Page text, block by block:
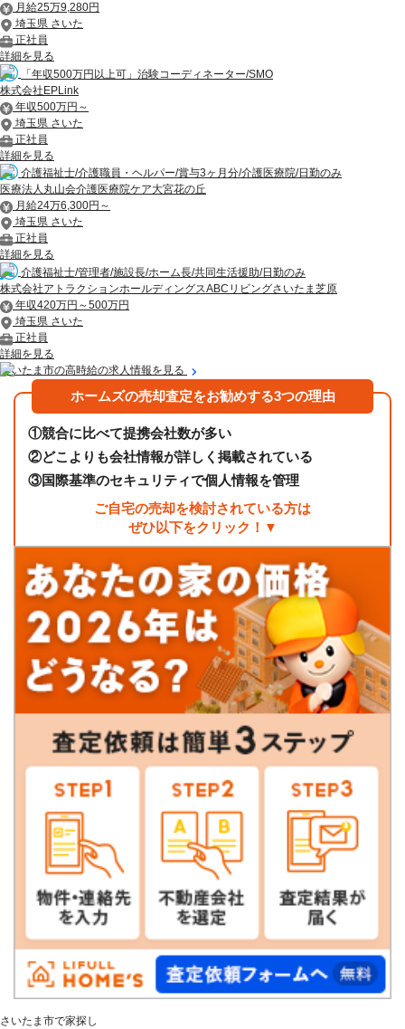
月給25万9,280円
埼玉県 さいた
正社員
詳細を見る
「年収500万円以上可」治験コーディネーター/SMO
株式会社EPLink
年収500万円～
埼玉県 さいた
正社員
詳細を見る
介護福祉士/介護職員・ヘルパー/賞与3ヶ月分/介護医療院/日勤のみ
医療法人丸山会介護医療院ケア大宮花の丘
月給24万6,300円～
埼玉県 さいた
正社員
詳細を見る
介護福祉士/管理者/施設長/ホーム長/共同生活援助/日勤のみ
株式会社アトラクションホールディングスABCリビングさいたま芝原
年収420万円～500万円
埼玉県 さいた
正社員
詳細を見る
さいたま市の高時給の求人情報を見る
ホームズの売却査定をお勧めする3つの理由
①競合に比べて提携会社数が多い
②どこよりも会社情報が詳しく掲載されている
③国際基準のセキュリティで個人情報を管理
ご自宅の売却を検討されている方は
ぜひ以下をクリック！▼
さいたま市で家探し